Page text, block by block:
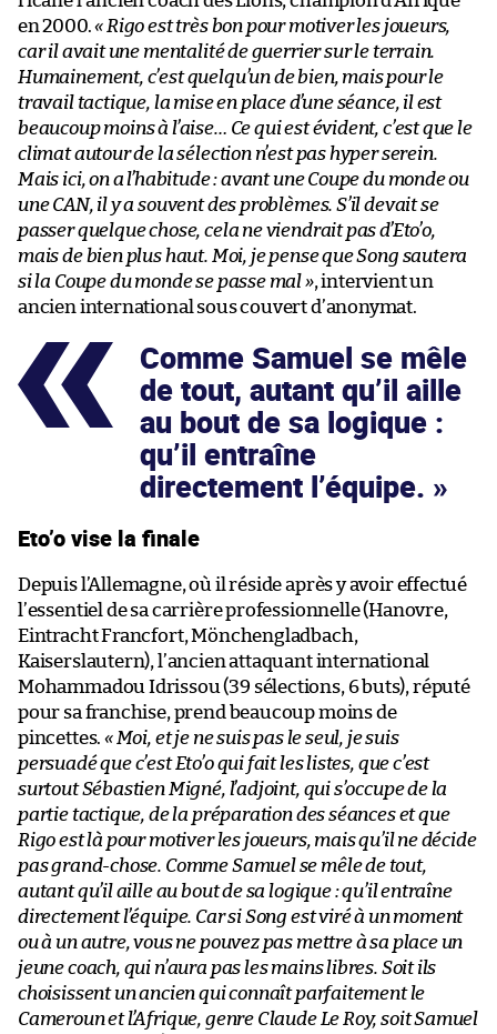
en 2000.« Rigo est très bon pour motiver les joueurs,
car il avait une mentalité de guerrier sur le terrain.
Humainement, c’est quelqu’un de bien, mais pour le
travail tactique, la mise en place d’une séance, il est
beaucoup moins à l’aise… Ce qui est évident, c’est que le
climat autour de la sélection n’est pas hyper serein.
Mais ici, on a l’habitude : avant une Coupe du monde ou
une CAN, il y a souvent des problèmes. S’il devait se
passer quelque chose, cela ne viendrait pas d’Eto’o,
mais de bien plus haut. Moi, je pense que Song sautera
si la Coupe du monde se passe mal », intervient un
ancien international sous couvert d’anonymat.
Comme Samuel se mêle
de tout, autant qu’il aille
au bout de sa logique :
qu’il entraîne
directement l’équipe.
Eto’o vise la finale
Depuis l’Allemagne, où il réside après y avoir effectué
l’essentiel de sa carrière professionnelle (Hanovre,
Eintracht Francfort, Mönchengladbach,
Kaiserslautern), l’ancien attaquant international
Mohammadou Idrissou (39 sélections, 6 buts), réputé
pour sa franchise, prend beaucoup moins de
pincettes.« Moi, et je ne suis pas le seul, je suis
persuadé que c’est Eto’o qui fait les listes, que c’est
surtout Sébastien Migné, l’adjoint, qui s’occupe de la
partie tactique, de la préparation des séances et que
Rigo est là pour motiver les joueurs, mais qu’il ne décide
pas grand-chose. Comme Samuel se mêle de tout,
autant qu’il aille au bout de sa logique : qu’il entraîne
directement l’équipe. Car si Song est viré à un moment
ou à un autre, vous ne pouvez pas mettre à sa place un
jeune coach, qui n’aura pas les mains libres. Soit ils
choisissent un ancien qui connaît parfaitement le
Cameroun et l’Afrique, genre Claude Le Roy, soit Samuel